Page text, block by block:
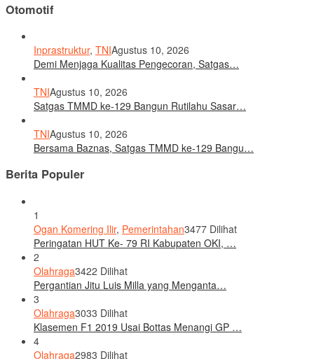
Otomotif
Inprastruktur, TNIAgustus 10, 2026
Demi Menjaga Kualitas Pengecoran, Satgas…
TNIAgustus 10, 2026
Satgas TMMD ke-129 Bangun Rutilahu Sasar…
TNIAgustus 10, 2026
Bersama Baznas, Satgas TMMD ke-129 Bangu…
Berita Populer
1
Ogan Komering Ilir, Pemerintahan3477 Dilihat
Peringatan HUT Ke- 79 RI Kabupaten OKI, …
2
Olahraga3422 Dilihat
Pergantian Jitu Luis Milla yang Menganta…
3
Olahraga3033 Dilihat
Klasemen F1 2019 Usai Bottas Menangi GP …
4
Olahraga2983 Dilihat